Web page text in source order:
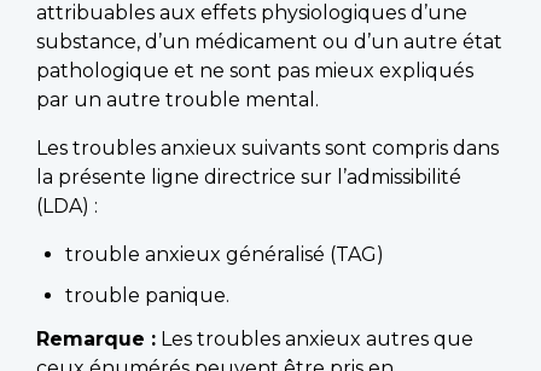
attribuables aux effets physiologiques d’une
substance, d’un médicament ou d’un autre état
pathologique et ne sont pas mieux expliqués
par un autre trouble mental.
Les troubles anxieux suivants sont compris dans
la présente ligne directrice sur l’admissibilité
(LDA) :
trouble anxieux généralisé (TAG)
trouble panique.
Remarque : Les troubles anxieux autres que